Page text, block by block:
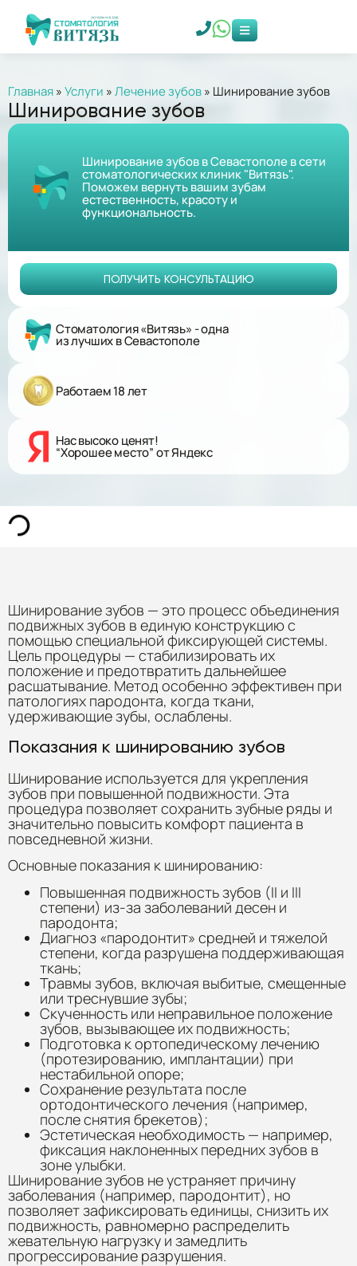
Главная»Услуги »Лечение зубов» Шинирование зубов
Шинирование зубов
Шинирование зубов в Севастополе в сети
стоматологических клиник "Витязь".
Поможем вернуть вашим зубам
естественность, красоту и
функциональность.
ПОЛУЧИТЬ КОНСУЛЬТАЦИЮ
Стоматология «Витязь» - одна
из лучших в Севастополе
Работаем 18 лет
Нас высоко ценят!
“Хорошее место” от Яндекс
Шинирование зубов — это процесс объединения
подвижных зубов в единую конструкцию с
помощью специальной фиксирующей системы.
Цель процедуры — стабилизировать их
положение и предотвратить дальнейшее
расшатывание. Метод особенно эффективен при
патологиях пародонта, когда ткани,
удерживающие зубы, ослаблены.
Показания к шинированию зубов
Шинирование используется для укрепления
зубов при повышенной подвижности. Эта
процедура позволяет сохранить зубные ряды и
значительно повысить комфорт пациента в
повседневной жизни.
Основные показания к шинированию:
Повышенная подвижность зубов (II и III
степени) из-за заболеваний десен и
пародонта;
Диагноз «пародонтит» средней и тяжелой
степени, когда разрушена поддерживающая
ткань;
Травмы зубов, включая выбитые, смещенные
или треснувшие зубы;
Скученность или неправильное положение
зубов, вызывающее их подвижность;
Подготовка к ортопедическому лечению
(протезированию, имплантации) при
нестабильной опоре;
Сохранение результата после
ортодонтического лечения (например,
после снятия брекетов);
Эстетическая необходимость — например,
фиксация наклоненных передних зубов в
зоне улыбки.
Шинирование зубов не устраняет причину
заболевания (например, пародонтит), но
позволяет зафиксировать единицы, снизить их
подвижность, равномерно распределить
жевательную нагрузку и замедлить
прогрессирование разрушения.